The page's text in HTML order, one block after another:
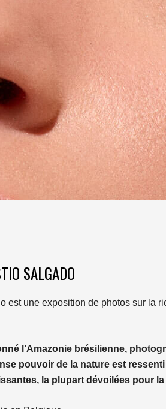
SALGADO
une exposition de photos sur la
l’Amazonie brésilienne,
pouvoir de la nature est
la plupart dévoilées pour